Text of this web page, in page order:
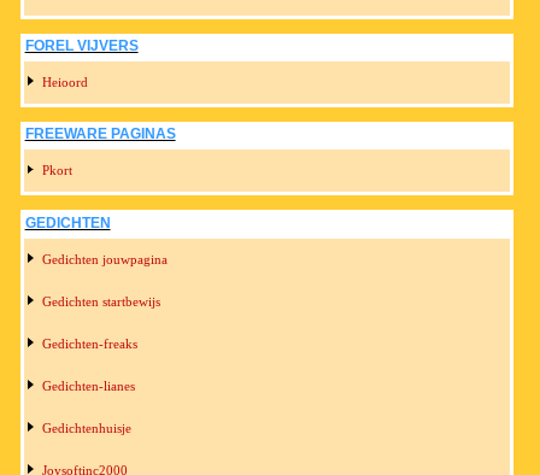
FOREL VIJVERS
Heioord
FREEWARE PAGINAS
Pkort
GEDICHTEN
Gedichten jouwpagina
Gedichten startbewijs
Gedichten-freaks
Gedichten-lianes
Gedichtenhuisje
Joysoftinc2000